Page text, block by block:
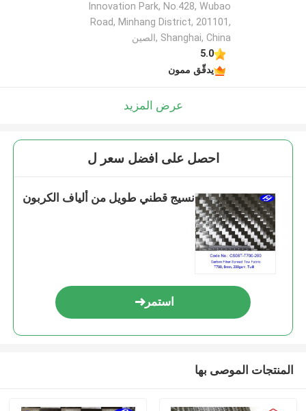
Innovation Park, No.428, Wubao
Road, Minhang District, 201101,
Shanghai, China ,الصين
5.0
يدقّق ممون
عرض المزيد
احصل على افضل سعر ل
نسيج قطني طويل من ألياف الكربون
استمر
المنتجات الموصى بها